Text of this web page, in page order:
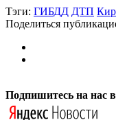
Тэги: ГИБДД ДТП
Поделиться
Подпишитесь на нас